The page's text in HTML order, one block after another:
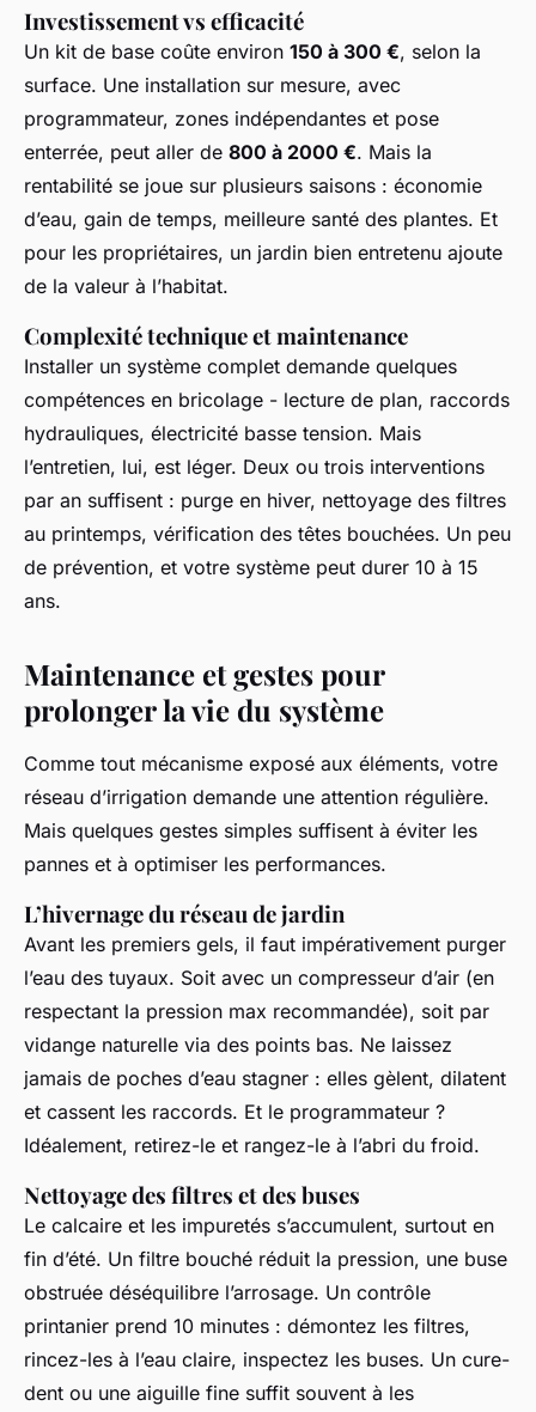
Investissement vs efficacité
Un kit de base coûte environ 150 à 300 €, selon la
surface. Une installation sur mesure, avec
programmateur, zones indépendantes et pose
enterrée, peut aller de 800 à 2000 €. Mais la
rentabilité se joue sur plusieurs saisons : économie
d’eau, gain de temps, meilleure santé des plantes. Et
pour les propriétaires, un jardin bien entretenu ajoute
de la valeur à l’habitat.
Complexité technique et maintenance
Installer un système complet demande quelques
compétences en bricolage - lecture de plan, raccords
hydrauliques, électricité basse tension. Mais
l’entretien, lui, est léger. Deux ou trois interventions
par an suffisent : purge en hiver, nettoyage des filtres
au printemps, vérification des têtes bouchées. Un peu
de prévention, et votre système peut durer 10 à 15
ans.
Maintenance et gestes pour
prolonger la vie du système
Comme tout mécanisme exposé aux éléments, votre
réseau d’irrigation demande une attention régulière.
Mais quelques gestes simples suffisent à éviter les
pannes et à optimiser les performances.
L’hivernage du réseau de jardin
Avant les premiers gels, il faut impérativement purger
l’eau des tuyaux. Soit avec un compresseur d’air (en
respectant la pression max recommandée), soit par
vidange naturelle via des points bas. Ne laissez
jamais de poches d’eau stagner : elles gèlent, dilatent
et cassent les raccords. Et le programmateur ?
Idéalement, retirez-le et rangez-le à l’abri du froid.
Nettoyage des filtres et des buses
Le calcaire et les impuretés s’accumulent, surtout en
fin d’été. Un filtre bouché réduit la pression, une buse
obstruée déséquilibre l’arrosage. Un contrôle
printanier prend 10 minutes : démontez les filtres,
rincez-les à l’eau claire, inspectez les buses. Un cure-
dent ou une aiguille fine suffit souvent à les